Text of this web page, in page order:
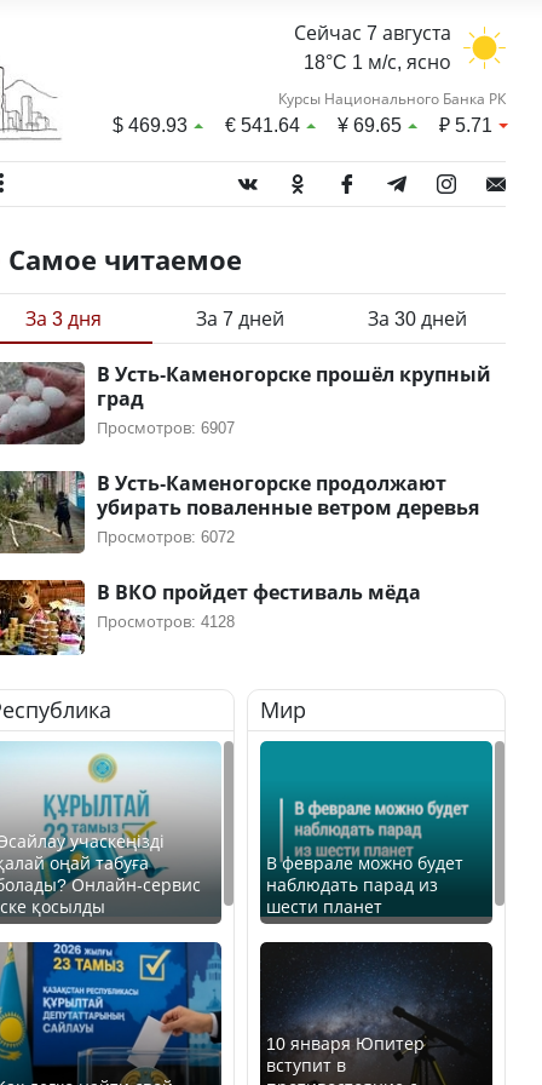
Сейчас 7 августа
18°C 1 м/с, ясно
Курсы Национального Банка РК
$469.93 €541.64 ¥69.65 ₽5.71
Самое читаемое
За 3 дня За 7 дней За 30 дней
В Усть-Каменогорске прошёл крупный
град
Просмотров: 6907
В Усть-Каменогорске продолжают
убирать поваленные ветром деревья
Просмотров: 6072
В ВКО пройдет фестиваль мёда
Просмотров: 4128
учаскеңізді
оңай табуға
Онлайн-сервис
қосылды
Мир
В феврале можно будет
наблюдать парад из
шести планет
10 января Юпитер
вступит в